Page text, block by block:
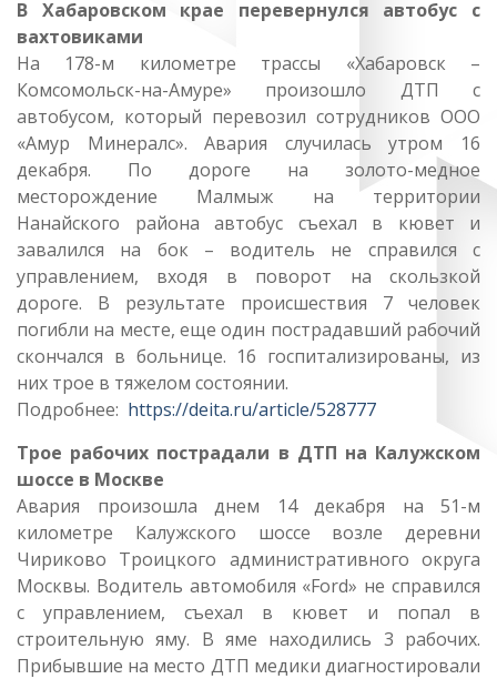
В Хабаровском крае перевернулся автобус с
вахтовиками
На 178-м километре трассы «Хабаровск –
Комсомольск-на-Амуре» произошло ДТП с
автобусом, который перевозил сотрудников ООО
«Амур Минералс». Авария случилась утром 16
декабря. По дороге на золото-медное
месторождение Малмыж на территории
Нанайского района автобус съехал в кювет и
завалился на бок – водитель не справился с
управлением, входя в поворот на скользкой
дороге. В результате происшествия 7 человек
погибли на месте, еще один пострадавший рабочий
скончался в больнице. 16 госпитализированы, из
них трое в тяжелом состоянии.
Подробнее: https://deita.ru/article/528777
Трое рабочих пострадали в ДТП на Калужском
шоссе в Москве
Авария произошла днем 14 декабря на 51-м
километре Калужского шоссе возле деревни
Чириково Троицкого административного округа
Москвы. Водитель автомобиля «Ford» не справился
с управлением, съехал в кювет и попал в
строительную яму. В яме находились 3 рабочих.
Прибывшие на место ДТП медики диагностировали